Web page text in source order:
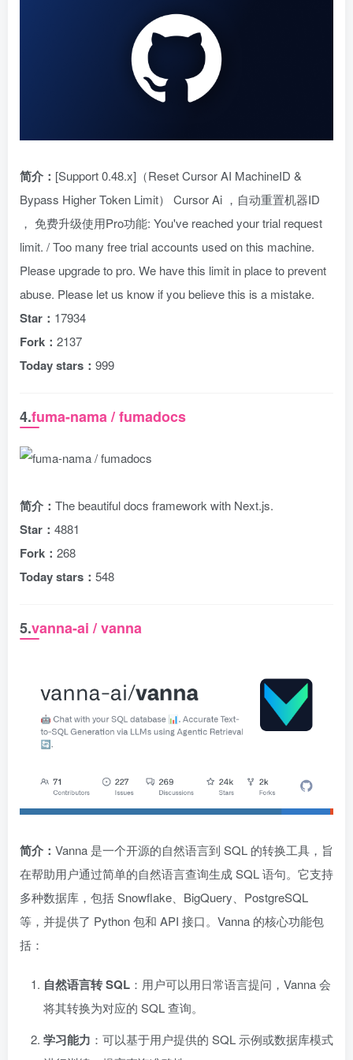
简介： [Support 0.48.x]（Reset Cursor AI MachineID &
Bypass Higher Token Limit） Cursor Ai ，自动重置机器ID
， 免费升级使用Pro功能: You've reached your trial request
limit. / Too many free trial accounts used on this machine.
Please upgrade to pro. We have this limit in place to prevent
abuse. Please let us know if you believe this is a mistake.
Star： 17934
Fork： 2137
Today stars： 999
4.fuma-nama / fumadocs
简介： The beautiful docs framework with Next.js.
Star： 4881
Fork： 268
Today stars： 548
5.vanna-ai / vanna
简介： Vanna 是一个开源的自然语言到 SQL 的转换工具，旨
在帮助用户通过简单的自然语言查询生成 SQL 语句。它支持
多种数据库，包括 Snowflake、BigQuery、PostgreSQL
等，并提供了 Python 包和 API 接口。Vanna 的核心功能包
括：
自然语言转 SQL ：用户可以用日常语言提问，Vanna 会
将其转换为对应的 SQL 查询。
学习能力 ：可以基于用户提供的 SQL 示例或数据库模式